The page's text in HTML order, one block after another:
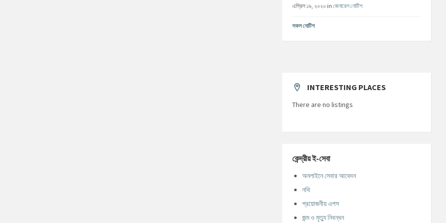
এপ্রিল ১৯, ২০২০ inজেনারেল নোটিশ
সকল নোটিশ
INTERESTING PLACES
There are no listings
কেন্দ্রীয় ই-সেবা
অনলাইনে সেবার আবেদন
নথি
প্রয়োজনীয় এপস
জন্ম ও মৃত্যু নিবন্ধন